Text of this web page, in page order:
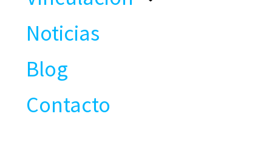
Noticias
Blog
Contacto